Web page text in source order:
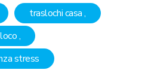
traslochi casa
stress